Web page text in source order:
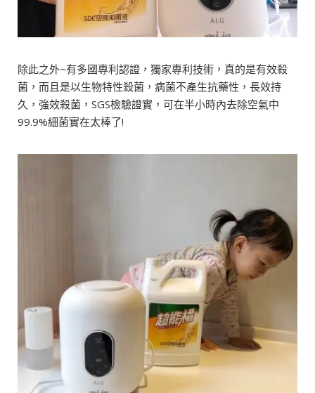
除此之外~有多國專利認證，獨家專利技術，真的是有效殺
菌，而且是以生物特性殺菌，病菌不產生抗藥性，長效持
久，強效殺菌，SGS檢驗證實，可在半小時內去除空氣中
99.9%細菌實在太棒了!